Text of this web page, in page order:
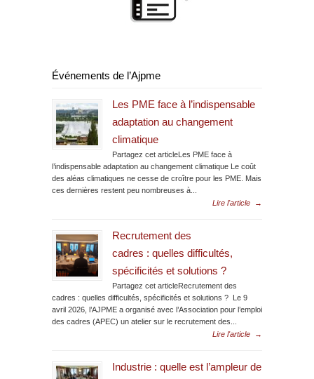
Événements de l’Ajpme
Les PME face à l’indispensable
adaptation au changement
climatique
Partagez cet articleLes PME face à
l’indispensable adaptation au changement climatique Le coût
des aléas climatiques ne cesse de croître pour les PME. Mais
ces dernières restent peu nombreuses à...
Lire l'article
→
Recrutement des
cadres : quelles difficultés,
spécificités et solutions ?
Partagez cet articleRecrutement des
cadres : quelles difficultés, spécificités et solutions ? Le 9
avril 2026, l’AJPME a organisé avec l’Association pour l’emploi
des cadres (APEC) un atelier sur le recrutement des...
Lire l'article
→
Industrie : quelle est l’ampleur de